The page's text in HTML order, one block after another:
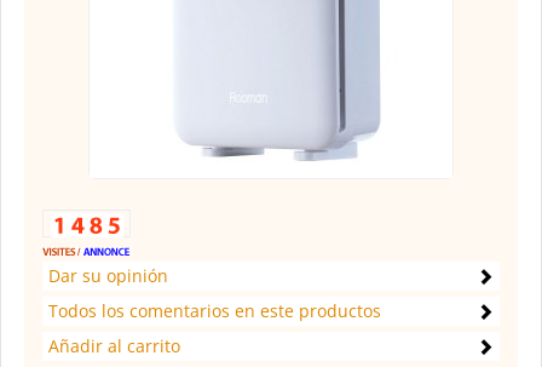
Dar su opinión
Todos los comentarios en este productos
Añadir al carrito